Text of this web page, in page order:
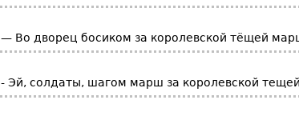
— Во дворец босиком за королевской тёщей
- Эй, солдаты, шагом марш за королевской